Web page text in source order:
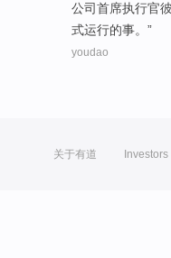
公司首席执行官
式运行的事。”
youdao
关于有道 Investors